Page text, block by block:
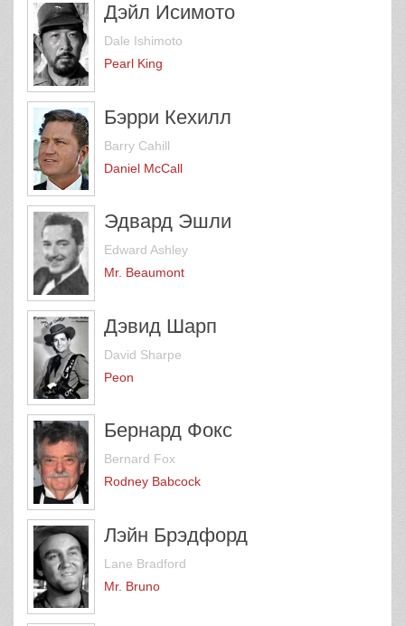
Дэйл Исимото
Dale Ishimoto
Pearl King
Бэрри Кехилл
Barry Cahill
Daniel McCall
Эдвард Эшли
Edward Ashley
Mr. Beaumont
Дэвид Шарп
David Sharpe
Peon
Бернард Фокс
Bernard Fox
Rodney Babcock
Лэйн Брэдфорд
Lane Bradford
Mr. Bruno